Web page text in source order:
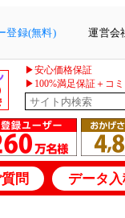
登録(無料) 運営会
▶安心価格保証
▶100%満足保証＋コ
問 データ